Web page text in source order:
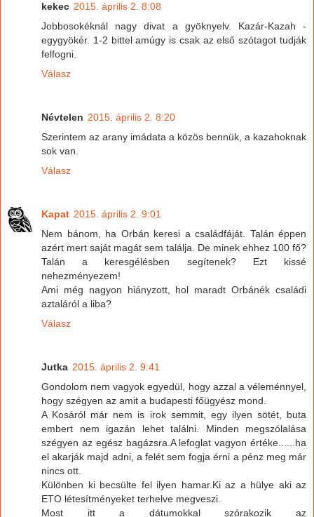
kekec 2015. április 2. 8:08
Jobbosokéknál nagy divat a gyöknyelv. Kazár-Kazah -
egygyökér. 1-2 bittel amúgy is csak az első szótagot tudják
felfogni.
Válasz
Névtelen 2015. április 2. 8:20
Szerintem az arany imádata a közös bennük, a kazahoknak
sok van.
Válasz
Kapat 2015. április 2. 9:01
Nem bánom, ha Orbán keresi a családfáját. Talán éppen
azért mert saját magát sem találja. De minek ehhez 100 fő?
Talán a keresgélésben segítenek? Ezt kissé
nehezményezem!
Ami még nagyon hiányzott, hol maradt Orbánék családi
aztaláról a liba?
Válasz
Jutka 2015. április 2. 9:41
Gondolom nem vagyok egyedül, hogy azzal a véleménnyel,
hogy szégyen az amit a budapesti főügyész mond.
A Kosáról már nem is irok semmit, egy ilyen sötét, buta
embert nem igazán lehet találni. Minden megszólalása
szégyen az egész bagázsra.A lefoglat vagyon értéke......ha
el akarják majd adni, a felét sem fogja érni a pénz meg már
nincs ott.
Különben ki becsülte fel ilyen hamar.Ki az a hülye aki az
ETO létesítményeket terhelve megveszi.
Most itt a dátumokkal szórakozik az